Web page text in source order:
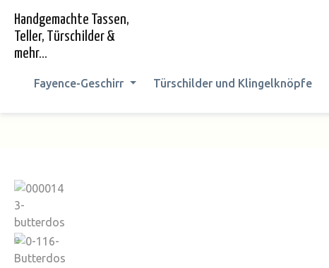
Zur Hauptnavigation springen
Handgemachte Tassen,
Teller, Türschilder &
mehr...
Fayence-Geschirr Türschilder und Klingelknöpfe
Bildergalerie überspringen